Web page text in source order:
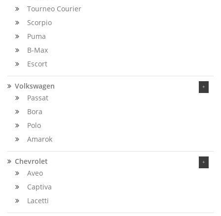
Tourneo Courier
Scorpio
Puma
B-Max
Escort
Volkswagen
Passat
Bora
Polo
Amarok
Chevrolet
Aveo
Captiva
Lacetti